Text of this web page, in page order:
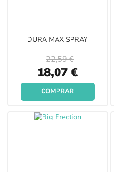
DURA MAX SPRAY
Special
Price
18,07 €
22,59 €
COMPRAR